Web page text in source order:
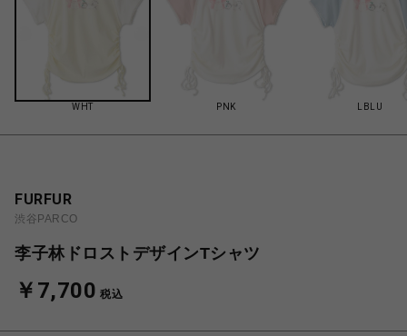
WHT PNK LBLU
FURFUR
渋谷PARCO
李子林ドロストデザインTシャツ
￥7,700 税込